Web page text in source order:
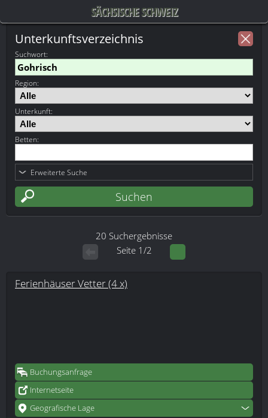
SÄCHSISCHE SCHWEIZ
Unterkunftsverzeichnis
Suchwort:
Region:
Unterkunft:
Betten:
Erweiterte Suche
20 Suchergebnisse
Seite 1/2
Ferienhäuser Vetter (4 x)
Buchungsanfrage
Internetseite
Geografische Lage